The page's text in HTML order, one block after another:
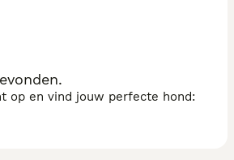
op en vind jouw perfecte hond: